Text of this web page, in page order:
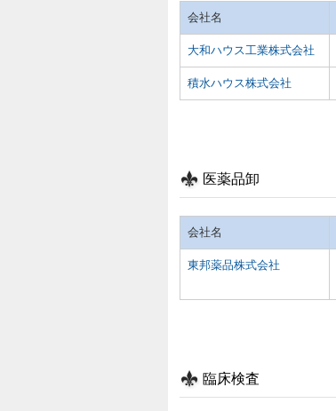
会社名
大和ハウス工業株式会社
積水ハウス株式会社
医薬品卸
会社名
東邦薬品株式会社
臨床検査